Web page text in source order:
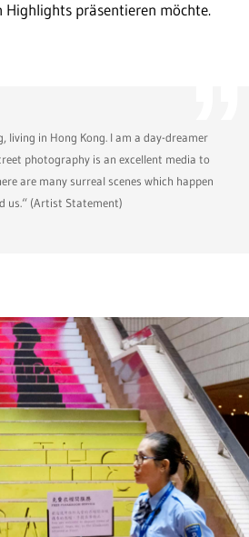
Highlights präsentieren möchte.
living in Hong Kong. I am a day-dreamer
photography is an excellent media to
are many surreal scenes which happen
us.“ (Artist Statement)